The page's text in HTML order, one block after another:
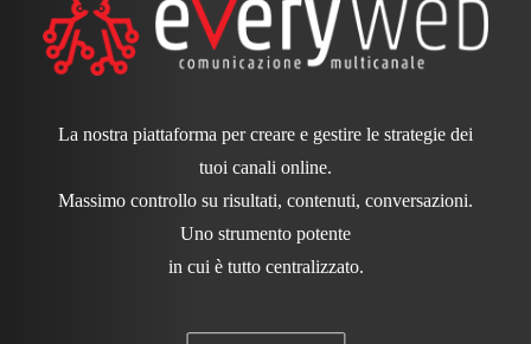
La nostra piattaforma per creare e gestire le strategie dei
tuoi canali online.
Massimo controllo su risultati, contenuti, conversazioni.
Uno strumento potente
in cui è tutto centralizzato.